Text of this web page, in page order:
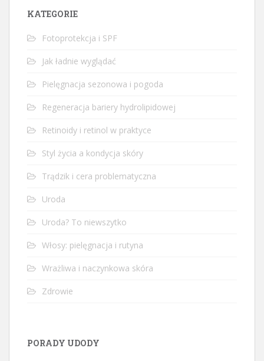
KATEGORIE
Fotoprotekcja i SPF
Jak ładnie wyglądać
Pielęgnacja sezonowa i pogoda
Regeneracja bariery hydrolipidowej
Retinoidy i retinol w praktyce
Styl życia a kondycja skóry
Trądzik i cera problematyczna
Uroda
Uroda? To niewszytko
Włosy: pielęgnacja i rutyna
Wrażliwa i naczynkowa skóra
Zdrowie
PORADY UDODY